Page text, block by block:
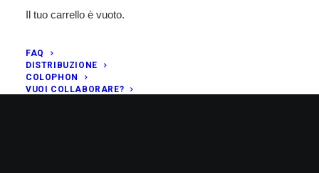
Il tuo carrello è vuoto.
FAQ
DISTRIBUZIONE
COLOPHON
VUOI COLLABORARE?